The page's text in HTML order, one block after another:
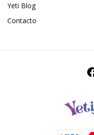
Yeti Blog
Contacto